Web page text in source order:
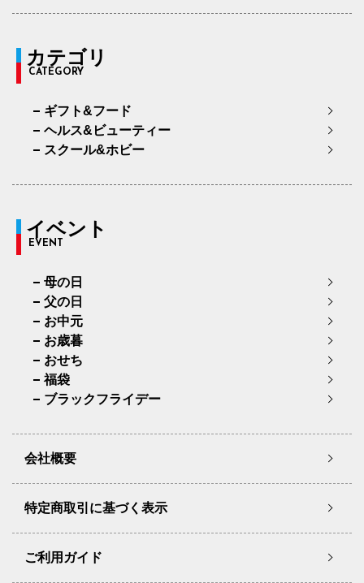
カテゴリ
CATEGORY
ギフト&フード
ヘルス&ビューティー
スクール&ホビー
イベント
EVENT
母の日
父の日
お中元
お歳暮
おせち
福袋
ブラックフライデー
会社概要
特定商取引に基づく表示
ご利用ガイド